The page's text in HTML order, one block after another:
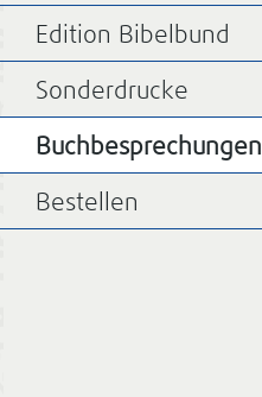
Edition Bibelbund
Sonderdrucke
Buchbesprechungen
Bestellen